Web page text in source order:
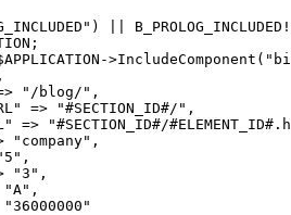
||
"/blog/",
=> "#SECTION_ID#/",
=> "#SECTION_ID#/
"company",
"3",
"A",
"36000000"